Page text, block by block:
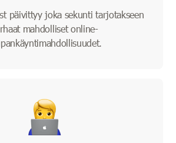
päivittyy joka sekunti tarjotakseen
mahdolliset online-